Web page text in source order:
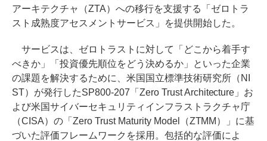
アーキテクチャ（ZTA）への移行を支援する「ゼロトラ
スト成熟度アセスメントサービス」を提供開始した。
サービスは、ゼロトラストに対して「どこから着手す
べきか」「投資優先順位をどう決めるか」といった企業
の課題を解決するために、米国国立標準技術研究所（NI
ST）が発行したSP800-207「Zero Trust Architecture」お
よび米国サイバーセキュリティインフラストラクチャ庁
（CISA）の「Zero Trust Maturity Model（ZTMM）」に基
づいた評価フレームワークを採用。包括的な評価によ